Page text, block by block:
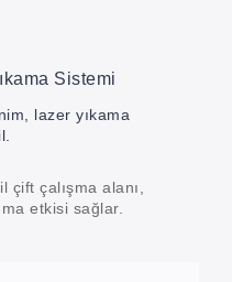
Sistemi
lazer yıkama
çalışma alanı,
etkisi sağlar.